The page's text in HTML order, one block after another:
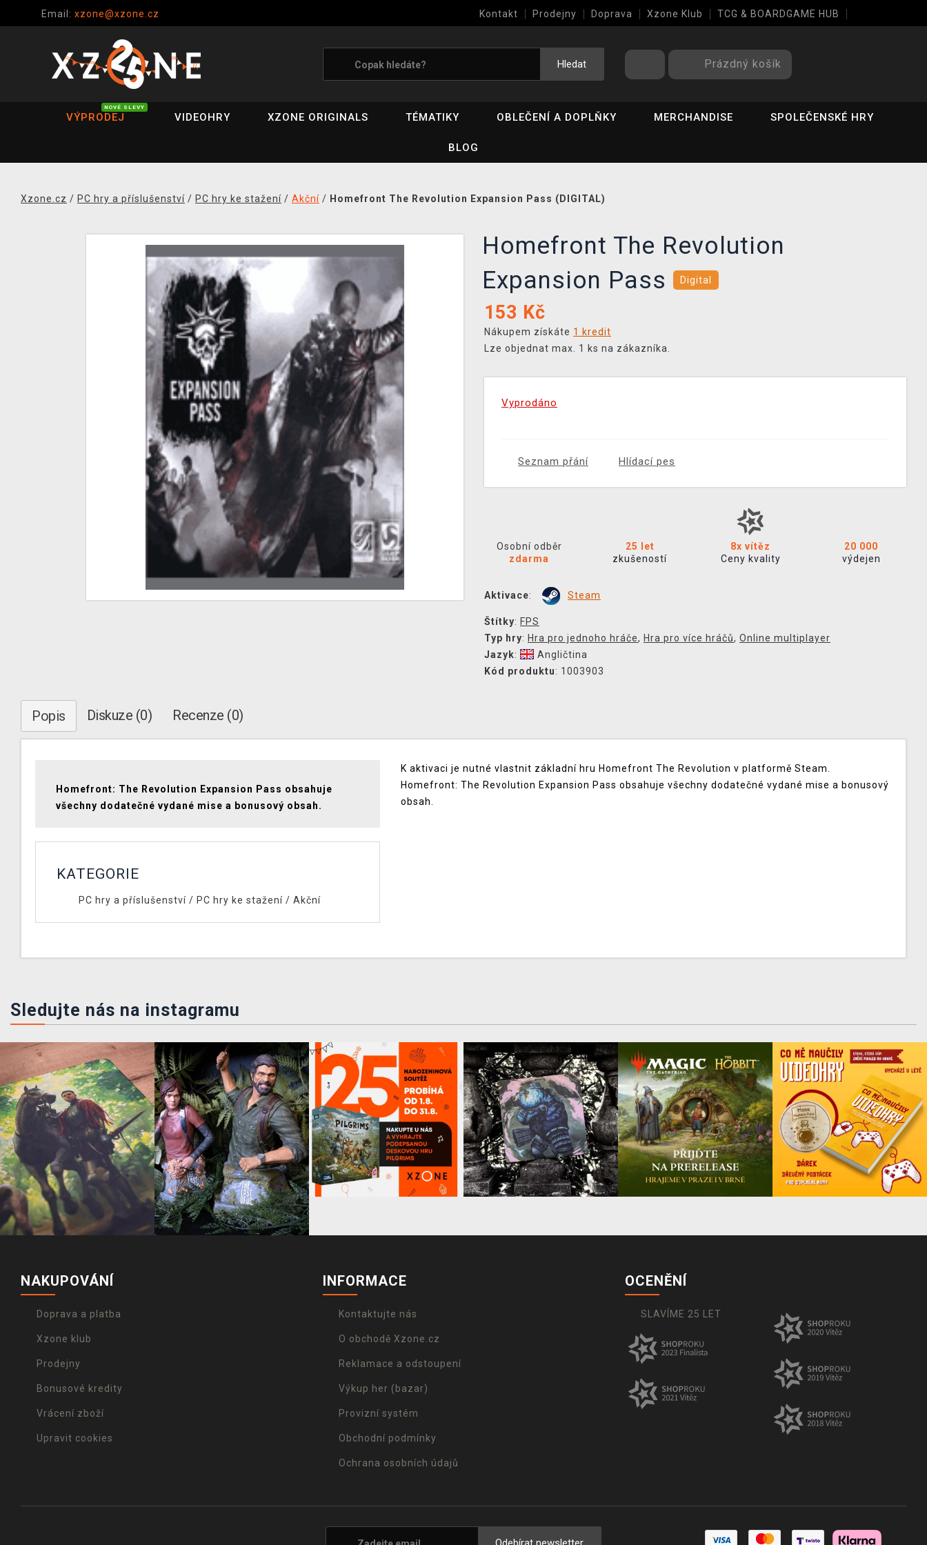
Email: xzone@xzone.cz Kontakt Prodejny Doprava Xzone Klub TCG & BOARDGAME HUB
Hledat Prázdný košík
VÝPRODEJ
NOVÉ SLEVY
VIDEOHRY XZONE ORIGINALS TÉMATIKY OBLEČENÍ A DOPLŇKY MERCHANDISE SPOLEČENSKÉ HRY
BLOG
Xzone.cz / PC hry a příslušenství / PC hry ke stažení / Akční / Homefront The Revolution Expansion Pass (DIGITAL)
Homefront The Revolution
Expansion Pass
Digital
153 Kč
Nákupem získáte 1 kredit
Lze objednat max. 1 ks na zákazníka.
Vyprodáno
Seznam přání Hlídací pes
Osobní odběr
zdarma
25 let
zkušeností
8x vítěz
Ceny kvality
20 000
výdejen
Aktivace: Steam
Štítky: FPS
Typ hry: Hra pro jednoho hráče, Hra pro více hráčů, Online multiplayer
Jazyk:
Angličtina
Kód produktu: 1003903
Popis Diskuze (0) Recenze (0)
Homefront: The Revolution Expansion Pass obsahuje
všechny dodatečné vydané mise a bonusový obsah.
KATEGORIE
PC hry a příslušenství/ PC hry ke stažení/ Akční
K aktivaci je nutné vlastnit základní hru Homefront The Revolution v platformě Steam.
Homefront: The Revolution Expansion Pass obsahuje všechny dodatečné vydané mise a bonusový
obsah.
Sledujte nás na instagramu
NAKUPOVÁNÍ
Doprava a platba
Xzone klub
Prodejny
Bonusové kredity
Vrácení zboží
Upravit cookies
INFORMACE
Kontaktujte nás
O obchodě Xzone.cz
Reklamace a odstoupení
Výkup her (bazar)
Provizní systém
Obchodní podmínky
Ochrana osobních údajů
OCENĚNÍ
SLAVÍME 25 LET